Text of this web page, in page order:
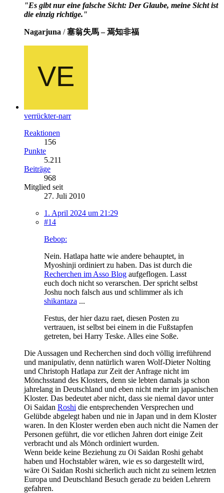
"Es gibt nur eine falsche Sicht: Der Glaube, meine Sicht ist
die einzig richtige."
Nagarjuna /塞翁失馬 – 焉知非福
verrückter-narr
Reaktionen
156
Punkte
5.211
Beiträge
968
Mitglied seit
27. Juli 2010
1. April 2024 um 21:29
#14
Bebop:
Nein. Hatlapa hatte wie andere behauptet, in
Myoshinji ordiniert zu haben. Das ist durch die
Recherchen im Asso Blog aufgeflogen. Lasst
euch doch nicht so verarschen. Der spricht selbst
Joshu noch falsch aus und schlimmer als ich
shikantaza ...
Festus, der hier dazu raet, diesen Posten zu
vertrauen, ist selbst bei einem in die Fußstapfen
getreten, bei Harry Teske. Alles eine Soße.
Die Aussagen und Recherchen sind doch völlig irreführend
und manipulativ, denn natürlich waren Wolf-Dieter Nolting
und Christoph Hatlapa zur Zeit der Anfrage nicht im
Mönchsstand des Klosters, denn sie lebten damals ja schon
jahrelang in Deutschland und eben nicht mehr im japanischen
Kloster. Das bedeutet aber nicht, dass sie niemal davor unter
Oi Saidan Roshi die entsprechenden Versprechen und
Gelübde abgelegt haben und nie in Japan und in dem Kloster
waren. In den Kloster werden eben auch nicht die Namen der
Personen geführt, die vor etlichen Jahren dort einige Zeit
verbracht und als Mönch ordiniert wurden.
Wenn beide keine Beziehung zu Oi Saidan Roshi gehabt
haben und Hochstabler wären, wie es so dargestellt wird,
wäre Oi Saidan Roshi sicherlich auch nicht zu seinem letzten
Europa und Deutschland Besuch gerade zu beiden Lehrern
gefahren.